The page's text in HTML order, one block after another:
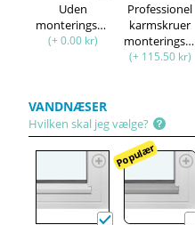
Uden
monteringssæt
(+ 0.00 kr)
Professionel
karmskruer
monteringssæt
(+ 115.50 kr)
VANDNÆSER
Hvilken skal jeg vælge?
Populær